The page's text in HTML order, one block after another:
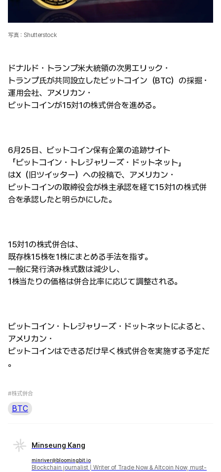
写真：Shutterstock
ドナルド・トランプ米大統領の次男エリック・
トランプ氏が共同設立したビットコイン（BTC）の採掘・
運用会社、アメリカン・
ビットコインが15対1の株式併合を進める。
6月25日、ビットコイン保有企業の追跡サイト
「ビットコイン・トレジャリーズ・ドットネット」
はX（旧ツイッター）への投稿で、アメリカン・
ビットコインの取締役会が株主承認を経て15対1の株式併
合を承認したと明らかにした。
15対1の株式併合は、
既存株15株を1株にまとめる手法を指す。
一般に発行済み株式数は減少し、
1株当たりの価格は併合比率に応じて調整される。
ビットコイン・トレジャリーズ・ドットネットによると、
アメリカン・
ビットコインはできるだけ早く株式併合を実施する予定だ
。
#株式併合
BTC
Minseung Kang
minriver@bloomingbit.io
Blockchain journalist | Writer of Trade Now & Altcoin Now, must-